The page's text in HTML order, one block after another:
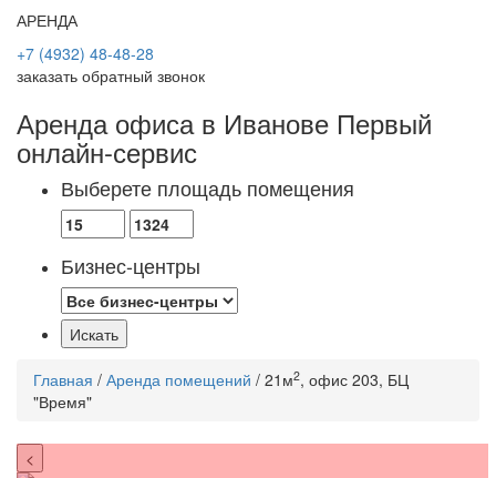
АРЕНДА
+7 (4932) 48-48-28
заказать обратный звонок
Аренда офиса в Иванове Первый
онлайн-сервис
Выберете площадь помещения
Бизнес-центры
Главная / Аренда помещений / 21м2, офис 203, БЦ
"Время"
<